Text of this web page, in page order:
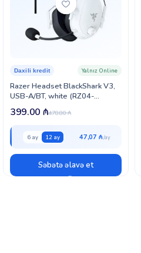
Razer Headset BlackShark V3,
USB-A/BT, white (RZ04-
05410400-R3M1)
Daxili kredit Yalnız Online
478.80₼
399.00 ₼
6 ay 12 ay 47,07 ₼
Səbətə əlavə et